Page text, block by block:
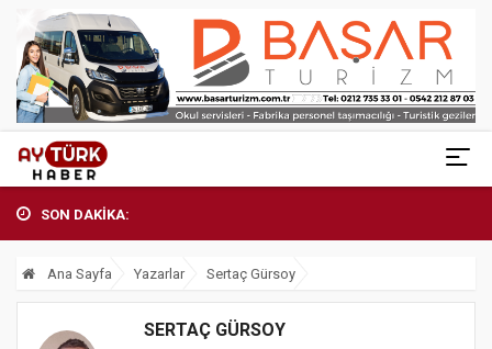
SON DAKİKA:
Ana Sayfa Yazarlar Sertaç Gürsoy
SERTAÇ GÜRSOY